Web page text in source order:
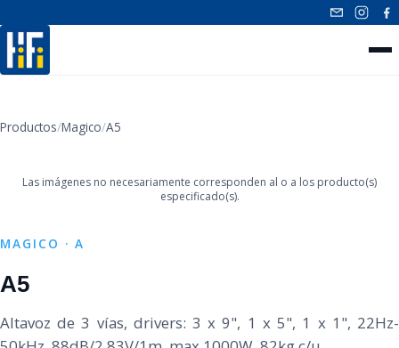
Productos/Magico/A5
Las imágenes no necesariamente corresponden al o a los producto(s)
especificado(s).
MAGICO · A
A5
Altavoz de 3 vías, drivers: 3 x 9", 1 x 5", 1 x 1", 22Hz-